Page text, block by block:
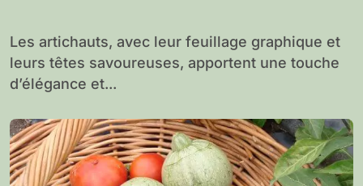
Les artichauts, avec leur feuillage graphique et
leurs têtes savoureuses, apportent une touche
d’élégance et...